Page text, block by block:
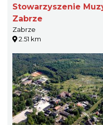
Stowarzyszenie
Zabrze
Zabrze
2.51 km